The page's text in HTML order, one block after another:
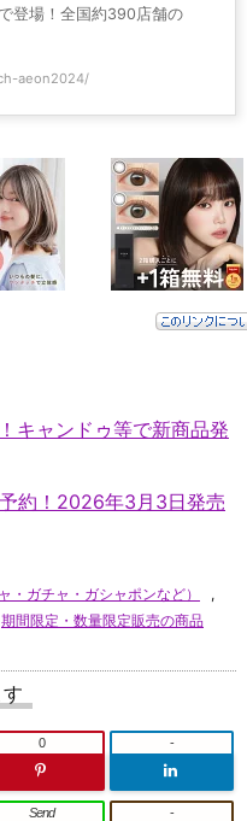
登場！全国約390店舗の
aeon2024/
キャンドゥ等で新商品発
約！2026年3月3日発売
・ガチャ・ガシャポンなど）
,
期間限定・数量限定販売の商品
0 -
Send -